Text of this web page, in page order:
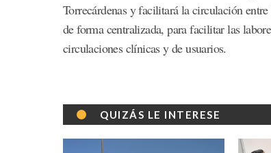
Torrecárdenas y facilitará la circulación
de forma centralizada, para facilitar las
circulaciones clínicas y de usuarios.
QUIZÁS LE INTERESE